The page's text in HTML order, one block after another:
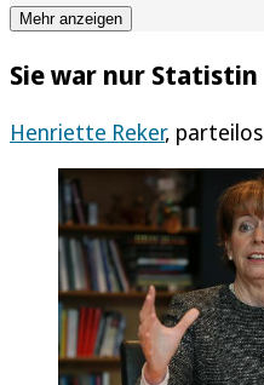
Mehr anzeigen
Sie war nur Statistin
Henriette Reker, parteilos